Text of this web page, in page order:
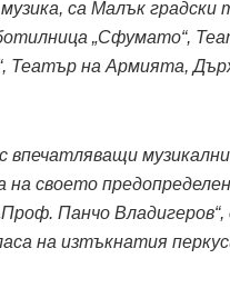
са Малък градски
„Сфумато“,
Театър на Армията,
впечатляващи
своето
Панчо
на изтъкнатия